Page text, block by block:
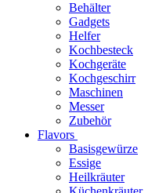
Behälter
Gadgets
Helfer
Kochbesteck
Kochgeräte
Kochgeschirr
Maschinen
Messer
Zubehör
Flavors
Basisgewürze
Essige
Heilkräuter